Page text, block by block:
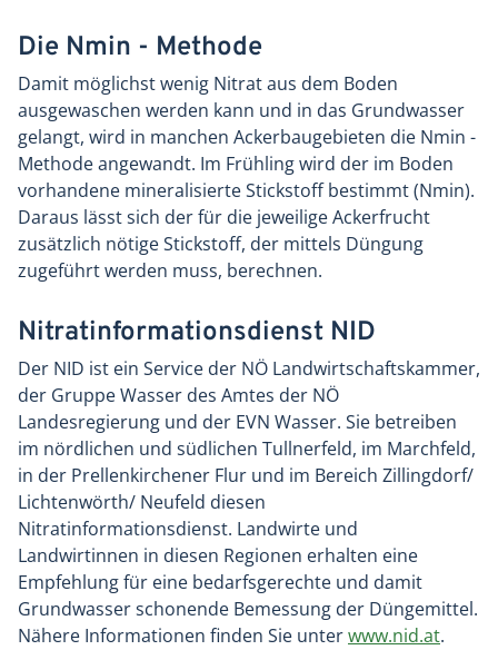
Die Nmin - Methode
Damit möglichst wenig Nitrat aus dem Boden
ausgewaschen werden kann und in das Grundwasser
gelangt, wird in manchen Ackerbaugebieten die Nmin -
Methode angewandt. Im Frühling wird der im Boden
vorhandene mineralisierte Stickstoff bestimmt (Nmin).
Daraus lässt sich der für die jeweilige Ackerfrucht
zusätzlich nötige Stickstoff, der mittels Düngung
zugeführt werden muss, berechnen.
Nitratinformationsdienst NID
Der NID ist ein Service der NÖ Landwirtschaftskammer,
der Gruppe Wasser des Amtes der NÖ
Landesregierung und der EVN Wasser. Sie betreiben
im nördlichen und südlichen Tullnerfeld, im Marchfeld,
in der Prellenkirchener Flur und im Bereich Zillingdorf/
Lichtenwörth/ Neufeld diesen
Nitratinformationsdienst. Landwirte und
Landwirtinnen in diesen Regionen erhalten eine
Empfehlung für eine bedarfsgerechte und damit
Grundwasser schonende Bemessung der Düngemittel.
Nähere Informationen finden Sie unterwww.nid.at.